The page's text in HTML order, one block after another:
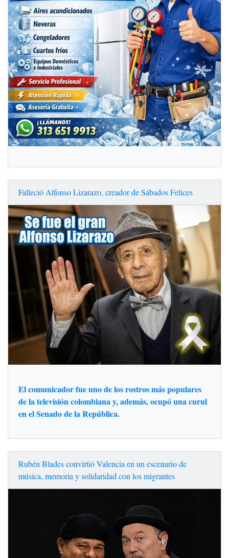
Falleció Alfonso Lizarazo, creador de Sábados Felices
El comunicador fue uno de los rostros más populares
de la televisión colombiana y, además, ocupó una curul
en el Senado de la República.
Rubén Blades convirtió Valencia en un escenario de
música, memoria y solidaridad con los migrantes